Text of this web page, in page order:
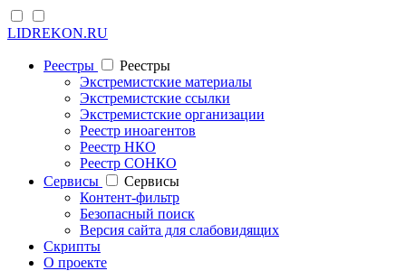
LIDREKON.RU
Реестры
Реестры
Экстремистские материалы
Экстремистские ссылки
Экстремистские организации
Реестр иноагентов
Реестр НКО
Реестр СОНКО
Cервисы
Cервисы
Контент-фильтр
Безопасный поиск
Версия сайта для слабовидящих
Скрипты
О проекте